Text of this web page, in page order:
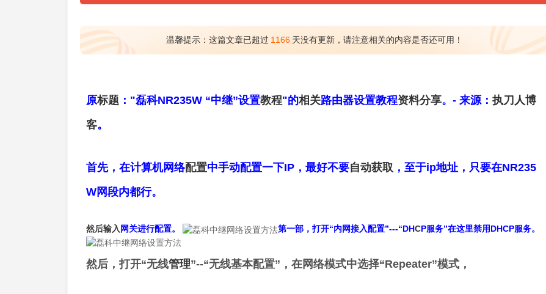
温馨提示：这篇文章已超过 1166 天没有更新，请注意相关的内容是否还可用！
原标题："磊科NR235W “中继”设置教程"的相关路由器设置教程资料分享。- 来源： 执刀人博
客。
首先，在计算机网络配置中手动配置一下IP，最好不要自动获取 ，至于ip地址，只要在NR235
W网段内都行。
然后输入网关进行配置。 第一部，打开“内网接入配置”---“DHCP服务”在这里禁用DHCP服务。
然后，打开“无线管理”--“无线基本配置”，在网络模式中选择“Repeater”模式，